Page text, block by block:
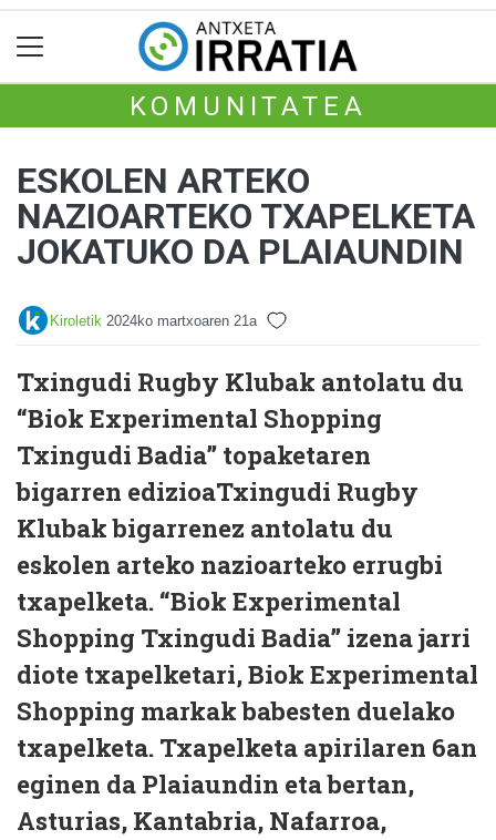
KOMUNITATEA
ESKOLEN ARTEKO
NAZIOARTEKO TXAPELKETA
JOKATUKO DA PLAIAUNDIN
Kiroletik 2024ko martxoaren 21a
Txingudi Rugby Klubak antolatu du
“Biok Experimental Shopping
Txingudi Badia” topaketaren
bigarren edizioaTxingudi Rugby
Klubak bigarrenez antolatu du
eskolen arteko nazioarteko errugbi
txapelketa. “Biok Experimental
Shopping Txingudi Badia” izena jarri
diote txapelketari, Biok Experimental
Shopping markak babesten duelako
txapelketa. Txapelketa apirilaren 6an
eginen da Plaiaundin eta bertan,
Asturias, Kantabria, Nafarroa,